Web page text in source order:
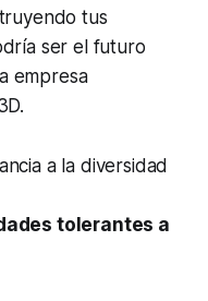
tus
ser el futuro
empresa
a la diversidad
tolerantes a